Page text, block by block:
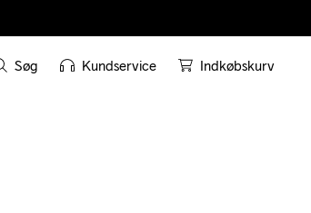
Søg Kundservice Indkøbskurv